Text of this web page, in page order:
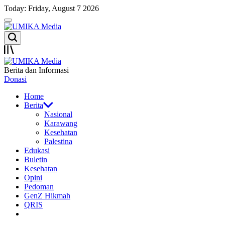
Skip
to
content
Today: Friday, August 7 2026
Menu
UMIKA
Media
Search
Offcanvas
UMIKA
Media
Berita dan Informasi
Donasi
Home
Berita
Nasional
Karawang
Kesehatan
Palestina
Edukasi
Buletin
Kesehatan
Opini
Pedoman
GenZ Hikmah
QRIS